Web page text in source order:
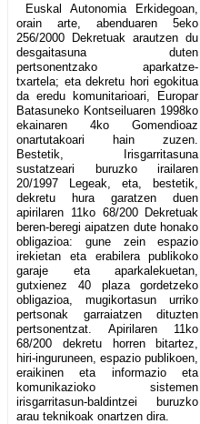
Euskal Autonomia Erkidegoan,
orain arte, abenduaren 5eko
256/2000 Dekretuak arautzen du
desgaitasuna duten
pertsonentzako aparkatze-
txartela; eta dekretu hori egokitua
da eredu komunitarioari, Europar
Batasuneko Kontseiluaren 1998ko
ekainaren 4ko Gomendioaz
onartutakoari hain zuzen.
Bestetik, Irisgarritasuna
sustatzeari buruzko irailaren
20/1997 Legeak, eta, bestetik,
dekretu hura garatzen duen
apirilaren 11ko 68/200 Dekretuak
beren-beregi aipatzen dute honako
obligazioa: gune zein espazio
irekietan eta erabilera publikoko
garaje eta aparkalekuetan,
gutxienez 40 plaza gordetzeko
obligazioa, mugikortasun urriko
pertsonak garraiatzen dituzten
pertsonentzat. Apirilaren 11ko
68/200 dekretu horren bitartez,
hiri-inguruneen, espazio publikoen,
eraikinen eta informazio eta
komunikazioko sistemen
irisgarritasun-baldintzei buruzko
arau teknikoak onartzen dira.